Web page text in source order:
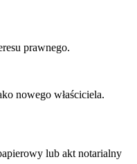
prawnego.
nowego właściciela.
lub akt notarialny